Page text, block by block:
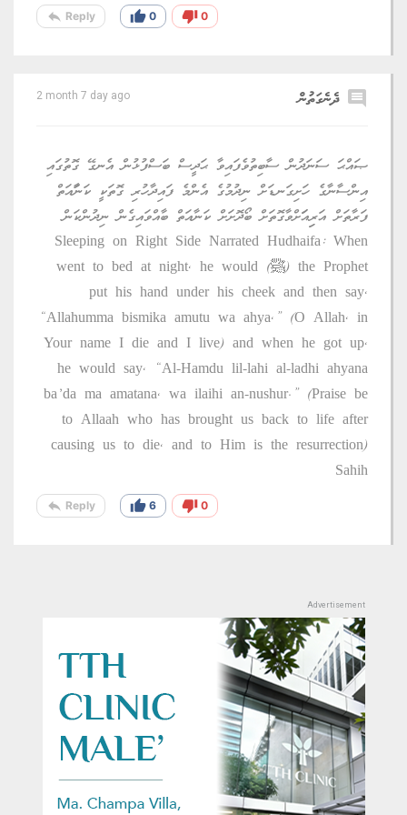
reply Reply thumb_up 0 thumb_down 0
comment ދެނެގަތުން 2 month 7 day ago
ޞައްޙަ ސަނަދުން ސާބިތުވެފައިވާ ޙަދީސް ބަސްފުޅުން އެނގޭ ގޮތުގައި
އިންސާނާގެ ހަށިގަނޑަށް ނިދުމުގެ އެންމެ ފައިދާހުރި ގޮތަކީ ކަނާައަތް
ފަރާތަށް އަރިިއަަށްވާގޮތަށް ބޯދޮށަށް ކަނާއަތް ބާއްވައިގެން ނިދުންކަން
Sleeping on Right Side Narrated Hudhaifa: When
the Prophet (ﷺ) went to bed at night, he would
put his hand under his cheek and then say,
“Allahumma bismika amutu wa ahya,” (O Allah, in
Your name I die and I live) and when he got up,
he would say, “Al-Hamdu lil-lahi al-ladhi ahyana
ba’da ma amatana, wa ilaihi an-nushur.” (Praise be
to Allaah who has brought us back to life after
causing us to die, and to Him is the resurrection)
Sahih
reply Reply thumb_up 6 thumb_down 0